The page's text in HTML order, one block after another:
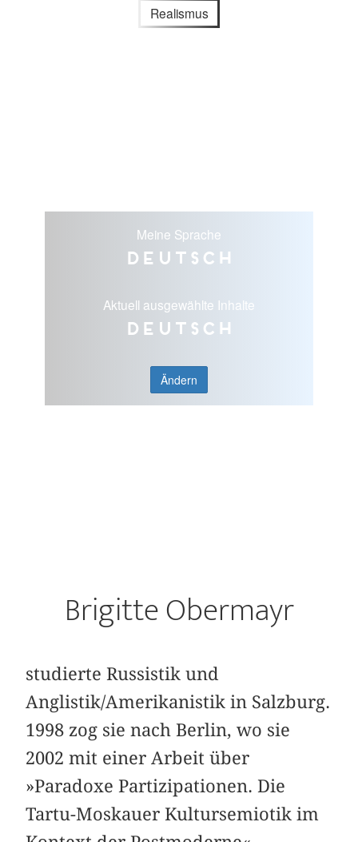
Realismus
Meine Sprache
Deutsch
Aktuell ausgewählte Inhalte
Deutsch
Ändern
Brigitte Obermayr
studierte Russistik und
Anglistik/Amerikanistik in Salzburg.
1998 zog sie nach Berlin, wo sie
2002 mit einer Arbeit über
»Paradoxe Partizipationen. Die
Tartu-Moskauer Kultursemiotik im